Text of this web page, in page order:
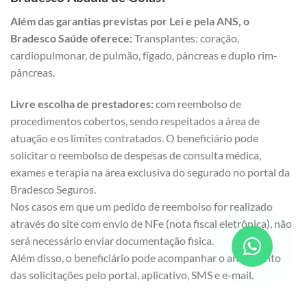
Além das garantias previstas por Lei e pela ANS, o
Bradesco Saúde oferece:Transplantes: coração,
cardiopulmonar, de pulmão, fígado, pâncreas e duplo rim-
pâncreas.
Livre escolha de prestadores:com reembolso de
procedimentos cobertos, sendo respeitados a área de
atuação e os limites contratados. O beneficiário pode
solicitar o reembolso de despesas de consulta médica,
exames e terapia na área exclusiva do segurado no portal da
Bradesco Seguros.
Nos casos em que um pedido de reembolso for realizado
através do site com envio de NFe (nota fiscal eletrônica), não
será necessário enviar documentação fisica.
Além disso, o beneficiário pode acompanhar o andamento
das solicitações pelo portal, aplicativo, SMS e e-mail.